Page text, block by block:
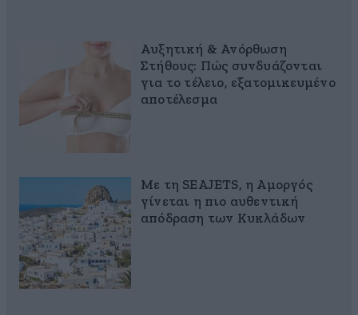
Αυξητική & Ανόρθωση
Στήθους: Πώς συνδυάζονται
για το τέλειο, εξατομικευμένο
αποτέλεσμα
Με τη SEAJETS, η Αμοργός
γίνεται η πιο αυθεντική
απόδραση των Κυκλάδων